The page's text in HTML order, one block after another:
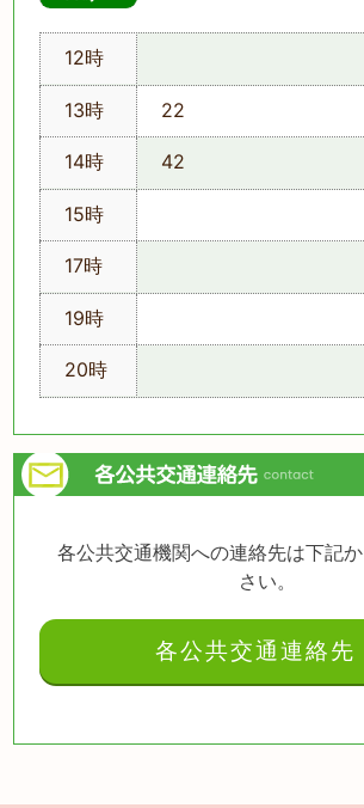
12時
13時 22
14時 42
15時
17時
19時
20時
各公共交通機関への連絡先は下記
さい。
各公共交通連絡先